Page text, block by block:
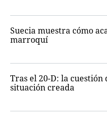
Suecia muestra cómo
marroquí
Tras el 20-D: la
situación creada